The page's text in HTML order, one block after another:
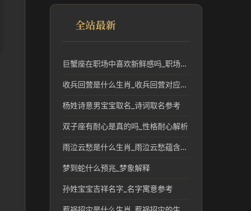
全站最新
巨蟹座在职场中喜欢新鲜感吗_职场新鲜感与事业趋势
收兵回营是什么生肖_收兵回营对应的生肖及其民俗意义
杨姓诗意男宝宝取名_诗词取名参考
双子座有耐心是真的吗_性格耐心解析
雨泣云愁是什么生肖_雨泣云愁蕴含的生肖文化解读
梦到蛇什么预兆_梦象解释
孙姓宝宝吉祥名字_名字寓意参考